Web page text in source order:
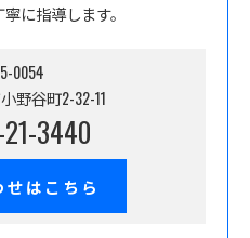
に指導します。
0054
野谷町2-32-11
3440
せはこちら